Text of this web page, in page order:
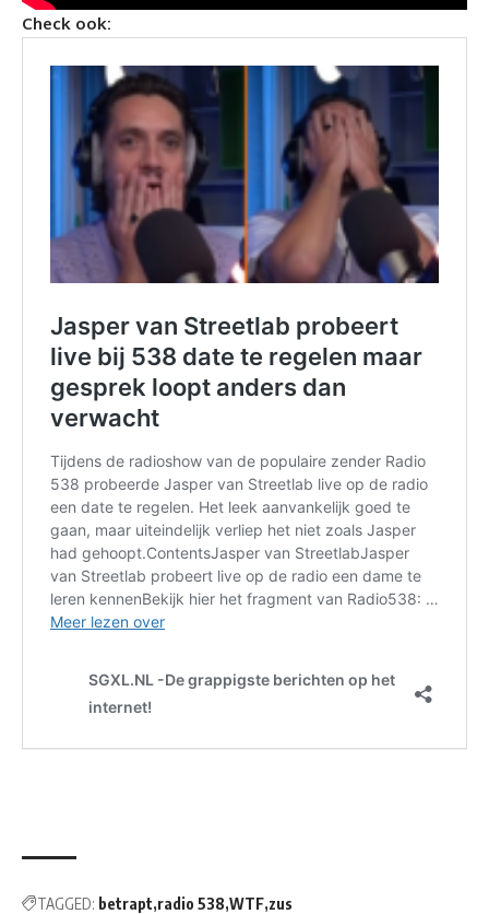
Check ook:
TAGGED: betrapt radio 538 WTF zus